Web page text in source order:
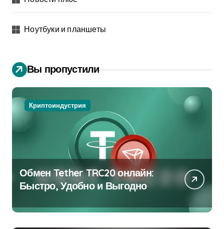
Ноутбуки и планшеты
Вы пропустили
Криптоиндустрия
Обмен Tether TRC20 онлайн:
Быстро, Удобно и Выгодно